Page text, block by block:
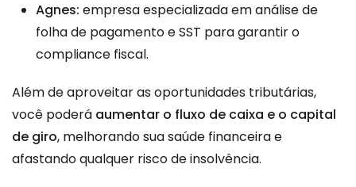
Agnes: empresa especializada em análise de
folha de pagamento e SST para garantir o
compliance fiscal.
Além de aproveitar as oportunidades tributárias,
você poderá aumentar o fluxo de caixa e o capital
de giro, melhorando sua saúde financeira e
afastando qualquer risco de insolvência.